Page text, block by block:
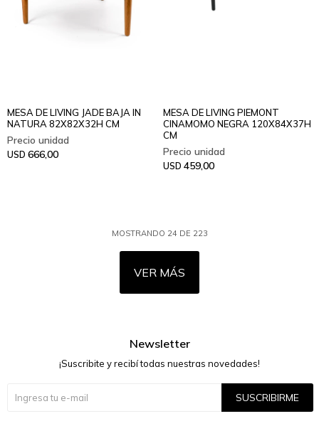
MESA DE LIVING JADE BAJA IN
NATURA 82X82X32H CM
USD 666,00
MESA DE LIVING PIEMONT
CINAMOMO NEGRA 120X84X37H
CM
USD 459,00
MOSTRANDO 24 DE 223
VER MÁS
Newsletter
¡Suscribite y recibí todas nuestras novedades!
SUSCRIBIRME